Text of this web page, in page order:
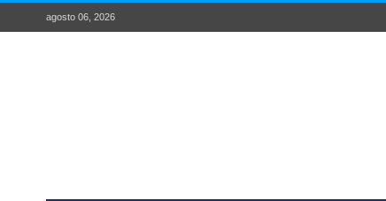
agosto 06, 2026